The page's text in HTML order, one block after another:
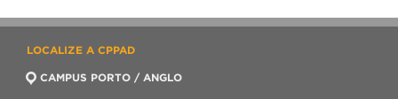
LOCALIZE A CPPAD
CAMPUS PORTO / ANGLO